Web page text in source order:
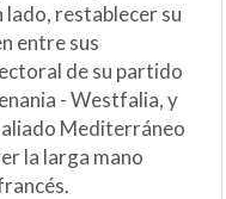
lado, restablecer su
entre sus
de su partido
- Westfalia, y
Mediterráneo
la larga mano